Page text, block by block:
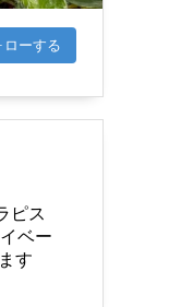
ローする
ピス
ベー
す